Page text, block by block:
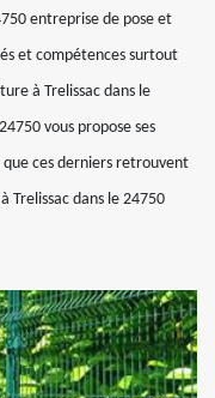
entreprise de pose et
et compétences surtout
à Trelissac dans le
vous propose ses
que ces derniers retrouvent
Trelissac dans le 24750